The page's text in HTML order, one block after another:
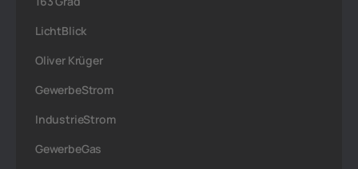
LichtBlick
Oliver Krüger
GewerbeStrom
IndustrieStrom
GewerbeGas